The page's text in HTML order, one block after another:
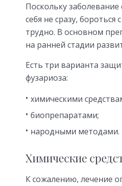
Поскольку
себя не сразу, бороться
трудно. В основном
на ранней стадии
Есть три варианта
фузариоза:
химическими
биопрепаратами;
народными методами.
Химические
К сожалению, лечение